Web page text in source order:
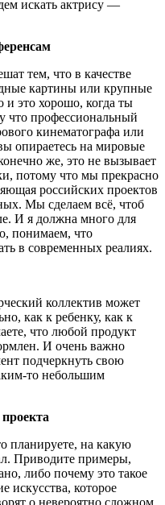
искать актрису —
тем, что в качестве
картины или крупные
и это хорошо, когда ты
что профессиональный
кинематографа или
опираетесь на мировые
же, это не вызывает
потому что мы прекрасно
российских проектов
Мы сделаем всё, чтоб
И я должна много для
понимаем, что
в современных реалиях.
коллектив может
как к ребенку, как к
что любой продукт
И очень важно
подчеркнуть свою
то небольшим
планируете, на какую
Приводите примеры,
либо почему это такое
искусства, которое
о невероятно сложном